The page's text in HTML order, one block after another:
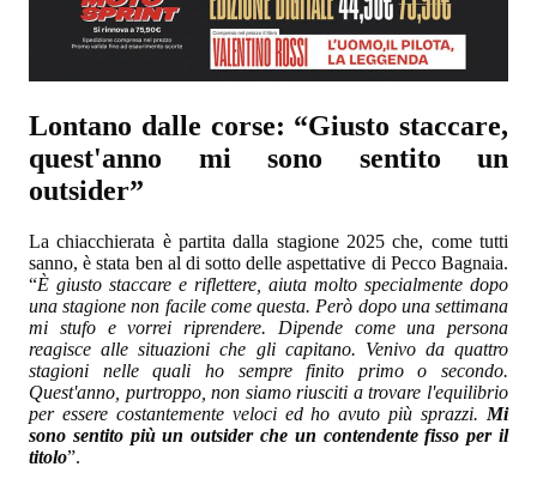
Lontano dalle corse: “Giusto staccare,
quest'anno mi sono sentito un
outsider”
La chiacchierata è partita dalla stagione 2025 che, come tutti
sanno, è stata ben al di sotto delle aspettative di Pecco Bagnaia.
“È giusto staccare e riflettere, aiuta molto specialmente dopo
una stagione non facile come questa. Però dopo una settimana
mi stufo e vorrei riprendere. Dipende come una persona
reagisce alle situazioni che gli capitano. Venivo da quattro
stagioni nelle quali ho sempre finito primo o secondo.
Quest'anno, purtroppo, non siamo riusciti a trovare l'equilibrio
per essere costantemente veloci ed ho avuto più sprazzi. Mi
sono sentito più un outsider che un contendente fisso per il
titolo”.